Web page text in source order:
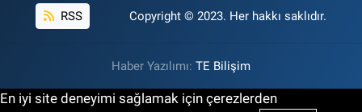
RSS Copyright © 2023. Her hakkı saklıdır.
Haber Yazılımı: TE Bilişim
En iyi site deneyimi sağlamak için çerezlerden